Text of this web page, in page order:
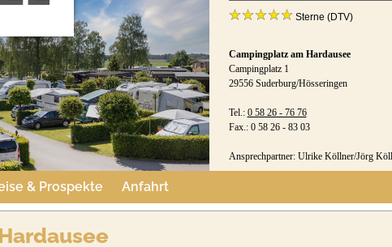
Sterne (DTV)
Campingplatz am Hardausee
Campingplatz 1
29556 Suderburg/Hösseringen
Tel.: 0 58 26 - 76 76
Fax.: 0 58 26 - 83 03
Ansprechpartner: Ulrike Köllner/Jörg
www.camping-hardausee.de/
& Prospekte Anfahrt